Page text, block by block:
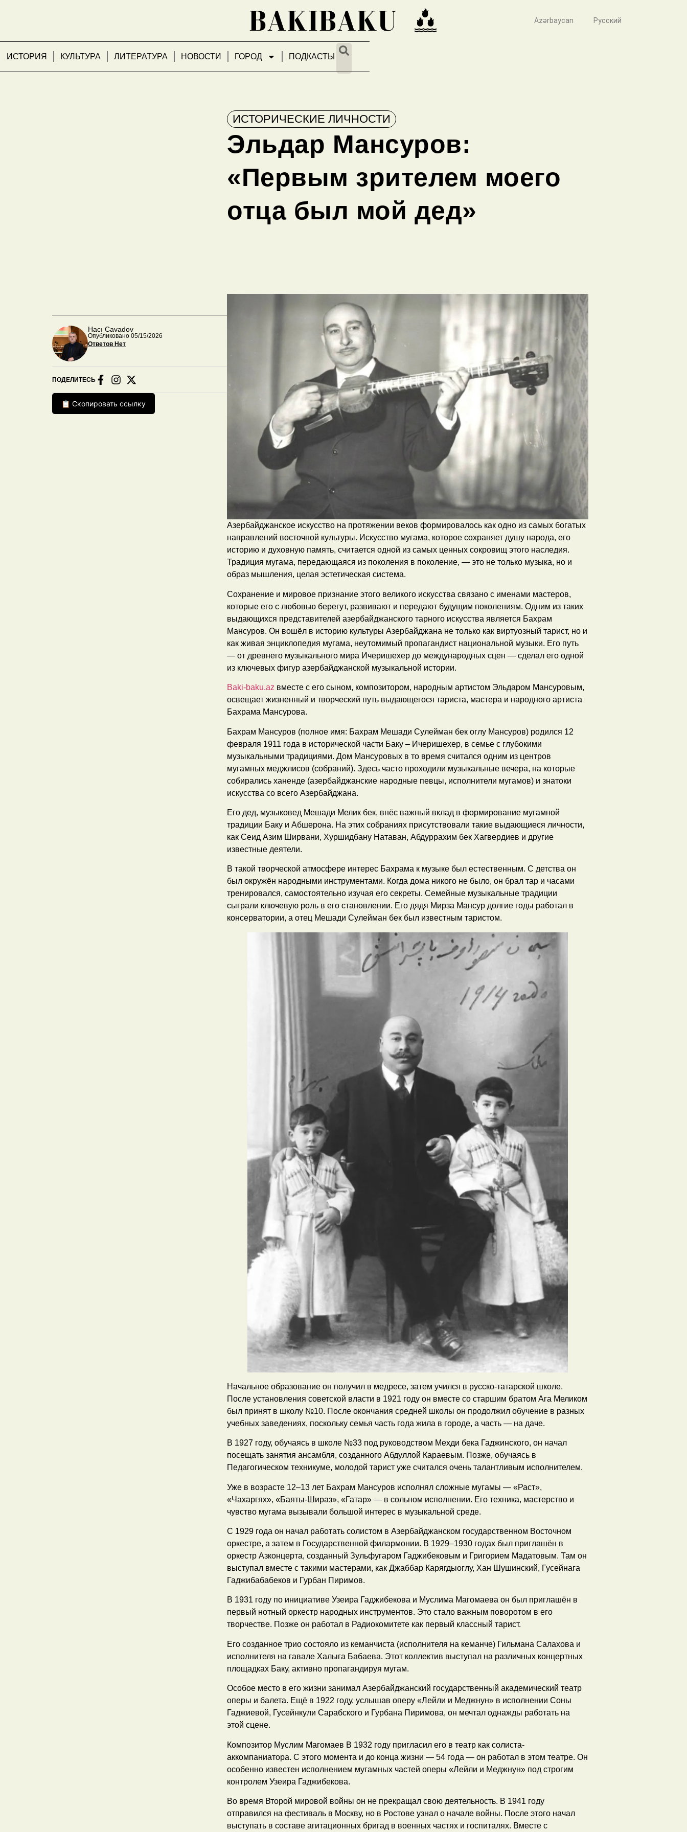
ИСТОРИЯ КУЛЬТУРА ЛИТЕРАТУРА НОВОСТИ ГОРОД ПОДКАСТЫ
Azərbaycan Русский
Hacı Cavadov
Опубликовано 05/15/2026
Ответов Нет
ПОДЕЛИТЕСЬ
📋 Скопировать ссылку
ИСТОРИЧЕСКИЕ ЛИЧНОСТИ
Эльдар Мансуров:
«Первым зрителем моего
отца был мой дед»
Азербайджанское искусство на протяжении веков формировалось как одно из самых богатых
направлений восточной культуры. Искусство мугама, которое сохраняет душу народа, его
историю и духовную память, считается одной из самых ценных сокровищ этого наследия.
Традиция мугама, передающаяся из поколения в поколение, — это не только музыка, но и
образ мышления, целая эстетическая система.
Сохранение и мировое признание этого великого искусства связано с именами мастеров,
которые его с любовью берегут, развивают и передают будущим поколениям. Одним из таких
выдающихся представителей азербайджанского тарного искусства является Бахрам
Мансуров. Он вошёл в историю культуры Азербайджана не только как виртуозный тарист, но и
как живая энциклопедия мугама, неутомимый пропагандист национальной музыки. Его путь
— от древнего музыкального мира Ичеришехер до международных сцен — сделал его одной
из ключевых фигур азербайджанской музыкальной истории.
Baki-baku.az вместе с его сыном, композитором, народным артистом Эльдаром Мансуровым,
освещает жизненный и творческий путь выдающегося тариста, мастера и народного артиста
Бахрама Мансурова.
Бахрам Мансуров (полное имя: Бахрам Мешади Сулейман бек оглу Мансуров) родился 12
февраля 1911 года в исторической части Баку – Ичеришехер, в семье с глубокими
музыкальными традициями. Дом Мансуровых в то время считался одним из центров
мугамных меджлисов (собраний). Здесь часто проходили музыкальные вечера, на которые
собирались ханенде (азербайджанские народные певцы, исполнители мугамов) и знатоки
искусства со всего Азербайджана.
Его дед, музыковед Мешади Мелик бек, внёс важный вклад в формирование мугамной
традиции Баку и Абшерона. На этих собраниях присутствовали такие выдающиеся личности,
как Сеид Азим Ширвани, Хуршидбану Натаван, Абдуррахим бек Хагвердиев и другие
известные деятели.
В такой творческой атмосфере интерес Бахрама к музыке был естественным. С детства он
был окружён народными инструментами. Когда дома никого не было, он брал тар и часами
тренировался, самостоятельно изучая его секреты. Семейные музыкальные традиции
сыграли ключевую роль в его становлении. Его дядя Мирза Мансур долгие годы работал в
консерватории, а отец Мешади Сулейман бек был известным таристом.
Начальное образование он получил в медресе, затем учился в русско-татарской школе.
После установления советской власти в 1921 году он вместе со старшим братом Ага Меликом
был принят в школу №10. После окончания средней школы он продолжил обучение в разных
учебных заведениях, поскольку семья часть года жила в городе, а часть — на даче.
В 1927 году, обучаясь в школе №33 под руководством Мехди бека Гаджинского, он начал
посещать занятия ансамбля, созданного Абдуллой Караевым. Позже, обучаясь в
Педагогическом техникуме, молодой тарист уже считался очень талантливым исполнителем.
Уже в возрасте 12–13 лет Бахрам Мансуров исполнял сложные мугамы — «Раст»,
«Чахаргях», «Баяты-Шираз», «Гатар» — в сольном исполнении. Его техника, мастерство и
чувство мугама вызывали большой интерес в музыкальной среде.
С 1929 года он начал работать солистом в Азербайджанском государственном Восточном
оркестре, а затем в Государственной филармонии. В 1929–1930 годах был приглашён в
оркестр Азконцерта, созданный Зульфугаром Гаджибековым и Григорием Мадатовым. Там он
выступал вместе с такими мастерами, как Джаббар Карягдыоглу, Хан Шушинский, Гусейнага
Гаджибабабеков и Гурбан Пиримов.
В 1931 году по инициативе Узеира Гаджибекова и Муслима Магомаева он был приглашён в
первый нотный оркестр народных инструментов. Это стало важным поворотом в его
творчестве. Позже он работал в Радиокомитете как первый классный тарист.
Его созданное трио состояло из кеманчиста (исполнителя на кеманче) Гильмана Салахова и
исполнителя на гавале Халыга Бабаева. Этот коллектив выступал на различных концертных
площадках Баку, активно пропагандируя мугам.
Особое место в его жизни занимал Азербайджанский государственный академический театр
оперы и балета. Ещё в 1922 году, услышав оперу «Лейли и Меджнун» в исполнении Соны
Гаджиевой, Гусейнкули Сарабского и Гурбана Пиримова, он мечтал однажды работать на
этой сцене.
Композитор Муслим Магомаев В 1932 году пригласил его в театр как солиста-
аккомпаниатора. С этого момента и до конца жизни — 54 года — он работал в этом театре. Он
особенно известен исполнением мугамных частей оперы «Лейли и Меджнун» под строгим
контролем Узеира Гаджибекова.
Во время Второй мировой войны он не прекращал свою деятельность. В 1941 году
отправился на фестиваль в Москву, но в Ростове узнал о начале войны. После этого начал
выступать в составе агитационных бригад в военных частях и госпиталях. Вместе с